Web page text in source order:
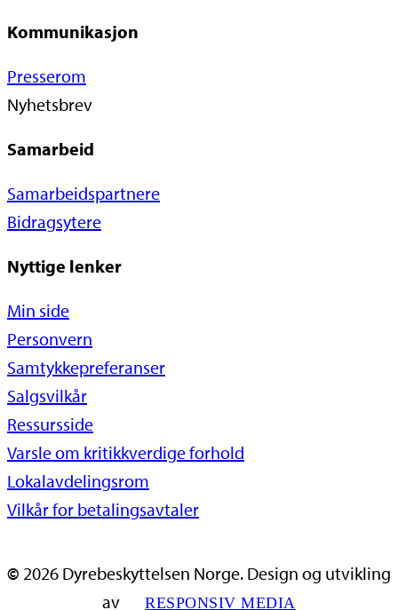
Kommunikasjon
Presserom
Nyhetsbrev
Samarbeid
Samarbeidspartnere
Bidragsytere
Nyttige lenker
Min side
Personvern
Samtykkepreferanser
Salgsvilkår
Ressursside
Varsle om kritikkverdige forhold
Lokalavdelingsrom
Vilkår for betalingsavtaler
© 2026 Dyrebeskyttelsen Norge. Design og utvikling
av
RESPONSIV MEDIA